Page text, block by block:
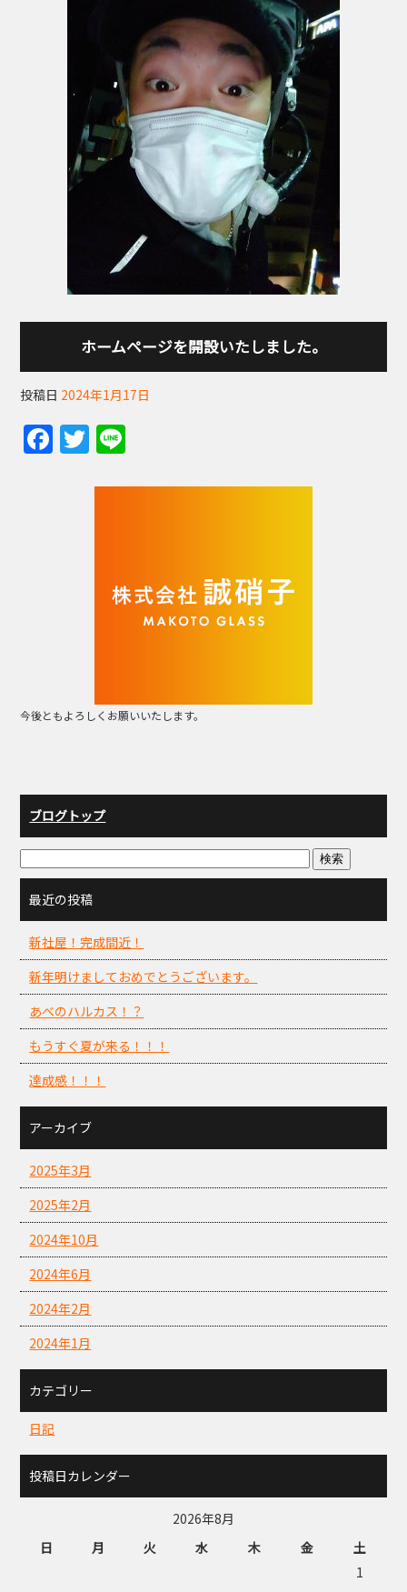
ホームページを開設いたしました。
投稿日 2024年1月17日
F
a
T
w
itte
今後ともよろしくお願いいたします。
ブログトップ
最近の投稿
新社屋！完成間近！
新年明けましておめでとうございます。
あべのハルカス！？
もうすぐ夏が来る！！！
達成感！！！
アーカイブ
2025年3月
2025年2月
2024年10月
2024年6月
2024年2月
2024年1月
カテゴリー
日記
投稿日カレンダー
2026年8月
日
月 火 水 木 金
土
1